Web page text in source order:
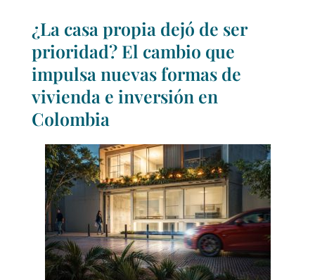
¿La casa propia dejó de ser
prioridad? El cambio que
impulsa nuevas formas de
vivienda e inversión en
Colombia